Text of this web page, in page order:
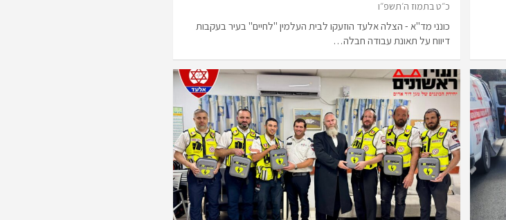
כ״ט בתמוז ה׳תשפ״ו
כונני מד"א - הצלה אלעד הוזעקו לבית העלמין "לחיים" בעיר בעקבות
דיווח על תאונת עבודה חבלה…